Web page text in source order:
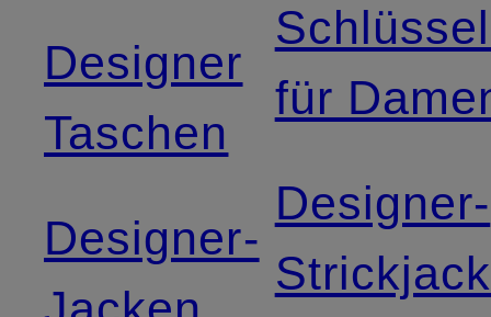
Designer
Taschen
Designer-
für
Designer-